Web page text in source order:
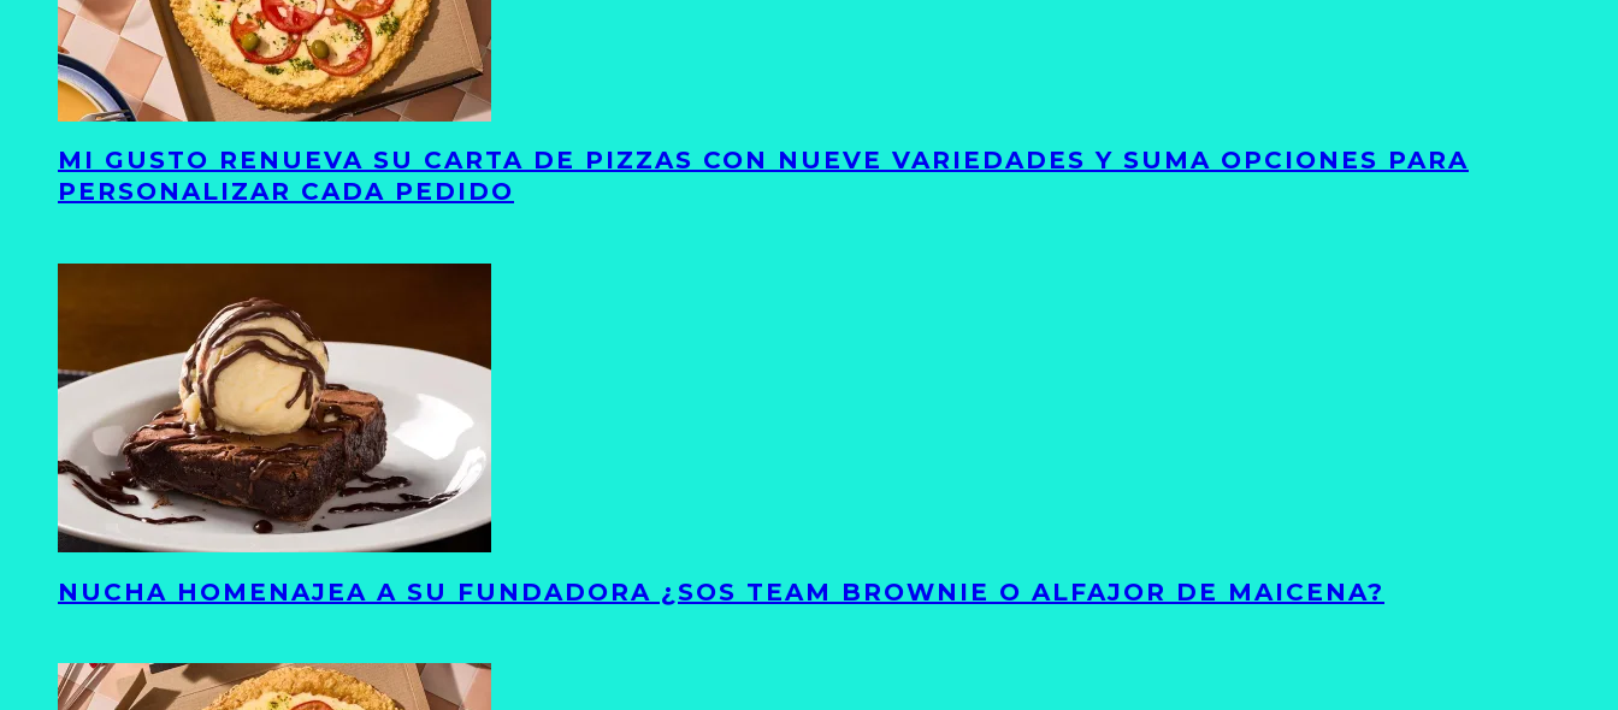
MI GUSTO RENUEVA SU CARTA DE PIZZAS CON NUEVE VARIEDADES Y SUMA OPCIONES PARA
PERSONALIZAR CADA PEDIDO
NUCHA HOMENAJEA A SU FUNDADORA ¿SOS TEAM BROWNIE O ALFAJOR DE MAICENA?